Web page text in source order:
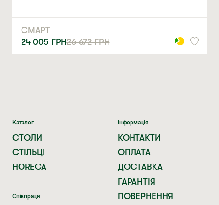
СМАРТ
24 005 ГРН26 672ГРН
Каталог
СТОЛИ
СТІЛЬЦІ
HORECA
Співпраця
Інформація
КОНТАКТИ
ОПЛАТА
ДОСТАВКА
ГАРАНТІЯ
ПОВЕРНЕННЯ